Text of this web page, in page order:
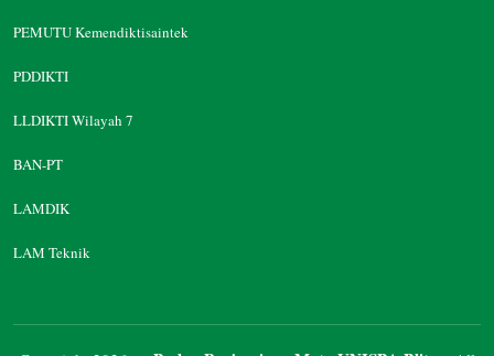
PEMUTU Kemendiktisaintek
PDDIKTI
LLDIKTI Wilayah 7
BAN-PT
LAMDIK
LAM Teknik